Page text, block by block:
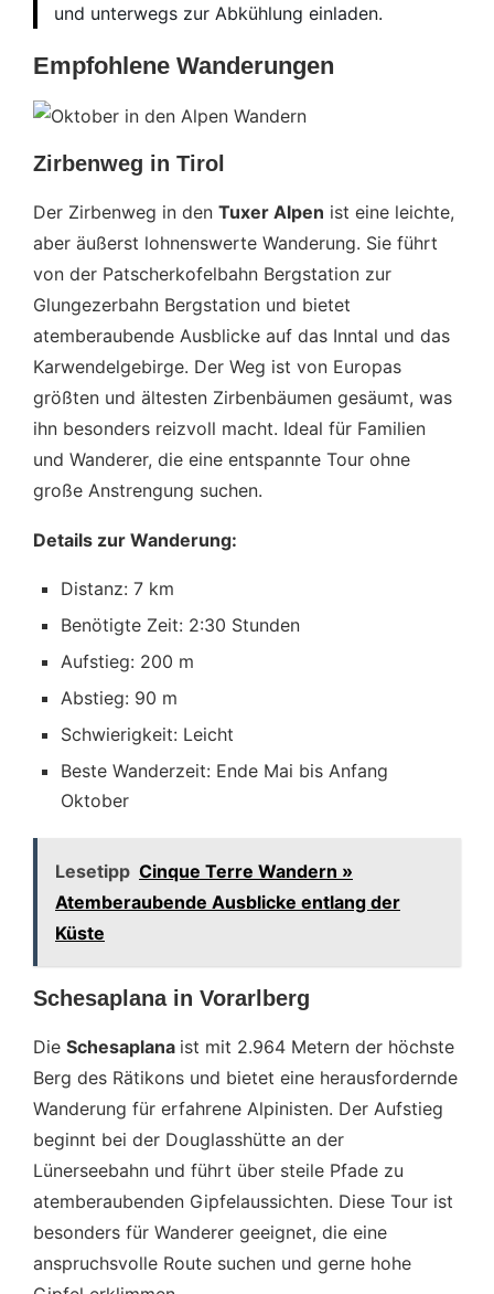
und unterwegs zur Abkühlung einladen.
Empfohlene Wanderungen
Zirbenweg in Tirol
Der Zirbenweg in den Tuxer Alpen ist eine leichte,
aber äußerst lohnenswerte Wanderung. Sie führt
von der Patscherkofelbahn Bergstation zur
Glungezerbahn Bergstation und bietet
atemberaubende Ausblicke auf das Inntal und das
Karwendelgebirge. Der Weg ist von Europas
größten und ältesten Zirbenbäumen gesäumt, was
ihn besonders reizvoll macht. Ideal für Familien
und Wanderer, die eine entspannte Tour ohne
große Anstrengung suchen.
Details zur Wanderung:
Distanz: 7 km
Benötigte Zeit: 2:30 Stunden
Aufstieg: 200 m
Abstieg: 90 m
Schwierigkeit: Leicht
Beste Wanderzeit: Ende Mai bis Anfang
Oktober
Lesetipp Cinque Terre Wandern »
Atemberaubende Ausblicke entlang der
Küste
Schesaplana in Vorarlberg
Die Schesaplana ist mit 2.964 Metern der höchste
Berg des Rätikons und bietet eine herausfordernde
Wanderung für erfahrene Alpinisten. Der Aufstieg
beginnt bei der Douglasshütte an der
Lünerseebahn und führt über steile Pfade zu
atemberaubenden Gipfelaussichten. Diese Tour ist
besonders für Wanderer geeignet, die eine
anspruchsvolle Route suchen und gerne hohe